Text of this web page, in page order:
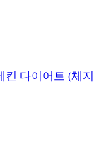
다이어트 (체지